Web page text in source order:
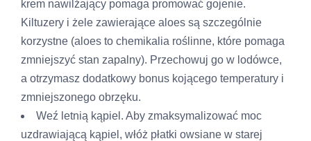
krem ​​nawilżający pomaga promować gojenie.
Kiltuzery i żele zawierające aloes są szczególnie
korzystne (aloes to chemikalia roślinne, które pomaga
zmniejszyć stan zapalny). Przechowuj go w lodówce,
a otrzymasz dodatkowy bonus kojącego temperatury i
zmniejszonego obrzęku.
Weź letnią kąpiel. Aby zmaksymalizować moc
uzdrawiającą kąpiel, włóż płatki owsiane w starej